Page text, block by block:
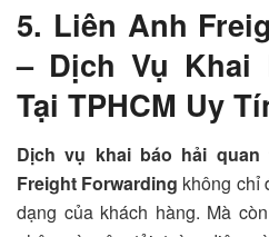
5. Liên Anh
– Dịch Vụ Khai
Tại TPHCM Uy
Dịch vụ khai báo hải quan
Freight Forwarding không chỉ
dạng của khách hàng. Mà